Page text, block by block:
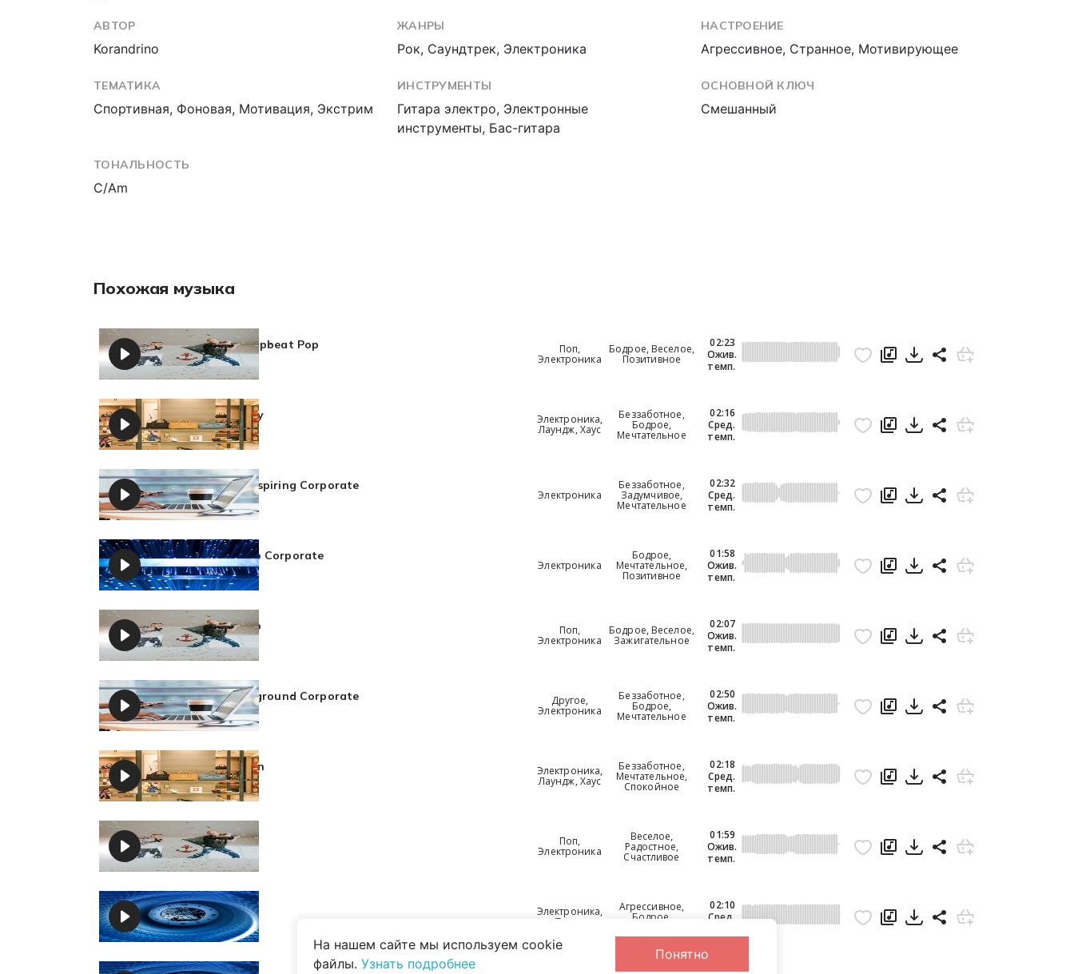
АВТОР
Korandrino
ЖАНРЫ
Рок, Саундтрек, Электроника
НАСТРОЕНИЕ
Агрессивное, Странное, Мотивирующее
ТЕМАТИКА
Спортивная, Фоновая, Мотивация, Экстрим
ИНСТРУМЕНТЫ
Гитара электро, Электронные
инструменты, Бас-гитара
ОСНОВНОЙ КЛЮЧ
Смешанный
ТОНАЛЬНОСТЬ
C/Am
Похожая музыка
Motivational Upbeat Pop
Korandrino
Поп,
Электроника
Бодрое, Веселое,
Позитивное
02:23
Ожив.
темп.
Fashion Beauty
Korandrino
Электроника,
Лаундж, Хаус
Беззаботное,
Бодрое,
Мечтательное
02:16
Сред.
темп.
Background Inspiring Corporate
Korandrino
Электроника
Беззаботное,
Задумчивое,
Мечтательное
02:32
Сред.
темп.
Upbeat Techno Corporate
Korandrino
Электроника
Бодрое,
Мечтательное,
Позитивное
01:58
Ожив.
темп.
Fun Happy Pop
Korandrino
Поп,
Электроника
Бодрое, Веселое,
Зажигательное
02:07
Ожив.
темп.
Inspiring Background Corporate
Korandrino
Другое,
Электроника
Беззаботное,
Бодрое,
Мечтательное
02:50
Ожив.
темп.
Lounge Fashion
Korandrino
Электроника,
Лаундж, Хаус
Беззаботное,
Мечтательное,
Спокойное
02:18
Сред.
темп.
Happy Pop
Korandrino
Поп,
Электроника
Веселое,
Радостное,
Счастливое
01:59
Ожив.
темп.
Cybernetic
Korandrino
Электроника,
Техно
Агрессивное,
Бодрое,
02:10
Сред.
На нашем сайте мы используем cookie
файлы. Узнать подробнее
Понятно